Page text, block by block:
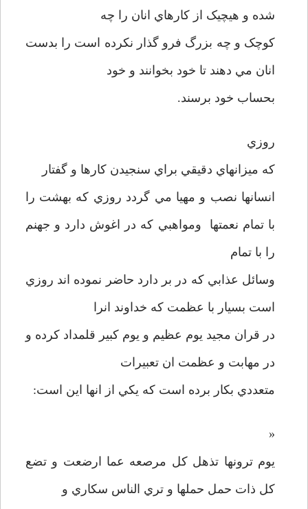
شده و هيچيک از کارهاي انان را چه
کوچک و چه بزرگ فرو گذار نکرده است را بدست
انان مي دهند تا خود بخوانند و خود
بحساب خود برسند.
روزي
که ميزانهاي دقيقي براي سنجيدن کارها و گفتار
انسانها نصب و مهيا مي گردد روزي که بهشت را
با تمام نعمتها ومواهبي که در اغوش دارد و جهنم
را با تمام
وسائل عذابي که در بر دارد حاضر نموده اند روزي
است بسيار با عظمت که خداوند انرا
در قران مجيد يوم عظيم و يوم کبير قلمداد کرده و
در مهابت و عظمت ان تعبيرات
متعددي بکار برده است که يکي از انها اين است:
«
يوم ترونها تذهل کل مرصعه عما ارضعت و تضع
کل ذات حمل حملها و تري الناس سکاري و